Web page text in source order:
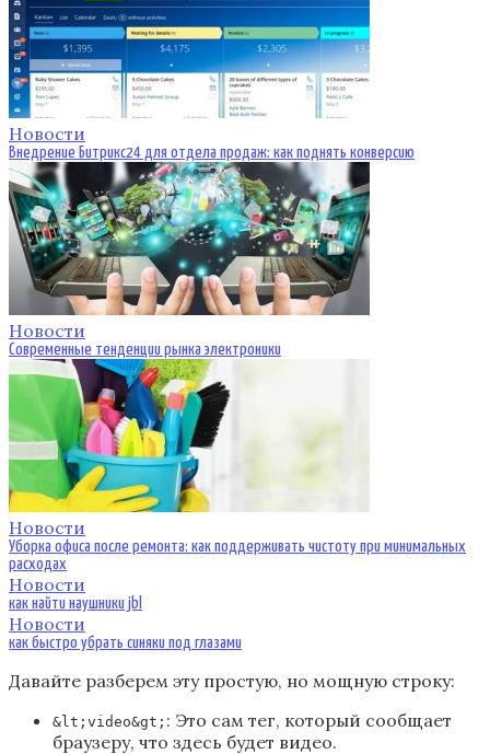
Новости
Внедрение Битрикс24 для отдела продаж: как поднять конверсию
Новости
Современные тенденции рынка электроники
Новости
Уборка офиса после ремонта: как поддерживать чистоту при минимальных
расходах
Новости
как найти наушники jbl
Новости
как быстро убрать синяки под глазами
Давайте разберем эту простую, но мощную строку:
&lt;video&gt; : Это сам тег, который сообщает
браузеру, что здесь будет видео.